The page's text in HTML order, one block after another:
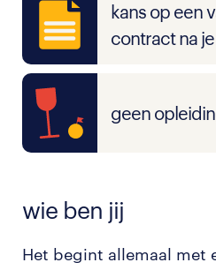
kans op een
contract na
geen
wie ben jij
Het begint allemaal met